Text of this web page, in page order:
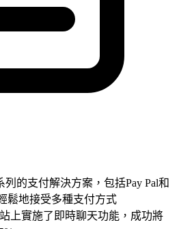
列的支付解決方案，包括Pay Pal和
鬆地接受多種支付方式
上實施了即時聊天功能，成功將